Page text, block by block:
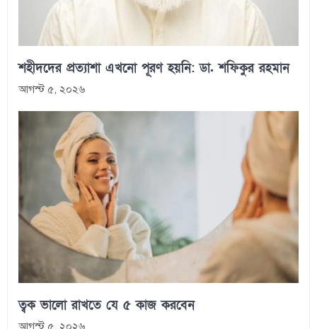
শহীদদের প্রত্যাশা এখনো পূরণ হয়নি: ডা. শফিকুর রহমান
আগস্ট ৫, ২০২৬
ত্বক ভালো রাখতে যে ৫ কাজ করবেন
আগস্ট ৫, ২০২৬